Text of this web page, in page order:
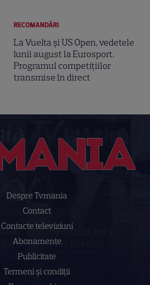
RECOMANDĂRI
La Vuelta și US Open, vedetele
lunii august la Eurosport.
Programul competițiilor
transmise în direct
Despre Tvmania
Contact
Contacte televiziuni
Abonamente
Publicitate
Termeni și condiții